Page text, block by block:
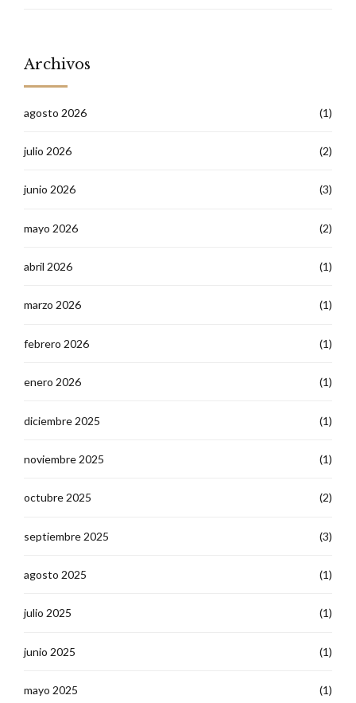
Archivos
agosto 2026 (1)
julio 2026 (2)
junio 2026 (3)
mayo 2026 (2)
abril 2026 (1)
marzo 2026 (1)
febrero 2026 (1)
enero 2026 (1)
diciembre 2025 (1)
noviembre 2025 (1)
octubre 2025 (2)
septiembre 2025 (3)
agosto 2025 (1)
julio 2025 (1)
junio 2025 (1)
mayo 2025 (1)